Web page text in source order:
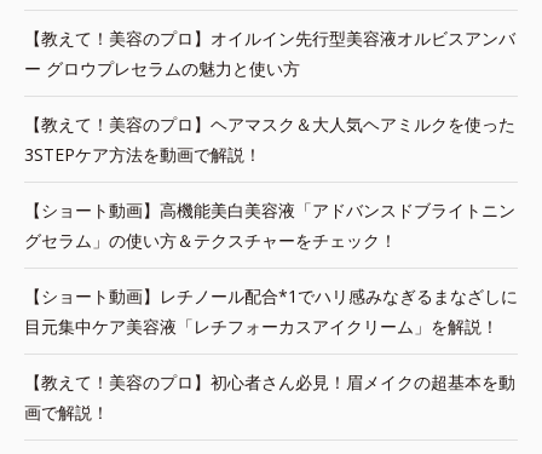
【教えて！美容のプロ】オイルイン先行型美容液オルビスアンバ
ー グロウプレセラムの魅力と使い方
【教えて！美容のプロ】ヘアマスク＆大人気ヘアミルクを使った
3STEPケア方法を動画で解説！
【ショート動画】高機能美白美容液「アドバンスドブライトニン
グセラム」の使い方＆テクスチャーをチェック！
【ショート動画】レチノール配合*1でハリ感みなぎるまなざしに
目元集中ケア美容液「レチフォーカスアイクリーム」を解説！
【教えて！美容のプロ】初心者さん必見！眉メイクの超基本を動
画で解説！